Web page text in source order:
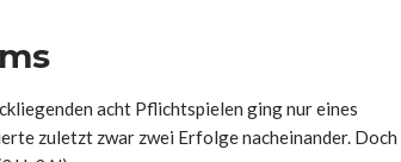
acht Pflichtspielen ging nur eines
zuletzt zwar zwei Erfolge nacheinander. Doch